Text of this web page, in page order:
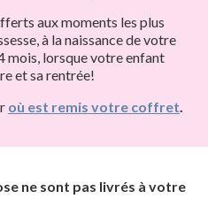
aux moments les plus
à la naissance de votre
mois, lorsque votre enfant
et sa rentrée!
où est remis votre coffret.
ne sont pas livrés à votre